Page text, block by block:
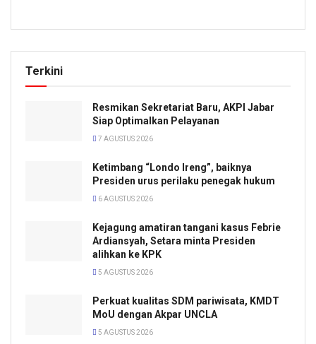
Terkini
Resmikan Sekretariat Baru, AKPI Jabar
Siap Optimalkan Pelayanan
7 AGUSTUS 2026
Ketimbang “Londo Ireng”, baiknya
Presiden urus perilaku penegak hukum
6 AGUSTUS 2026
Kejagung amatiran tangani kasus Febrie
Ardiansyah, Setara minta Presiden
alihkan ke KPK
5 AGUSTUS 2026
Perkuat kualitas SDM pariwisata, KMDT
MoU dengan Akpar UNCLA
5 AGUSTUS 2026